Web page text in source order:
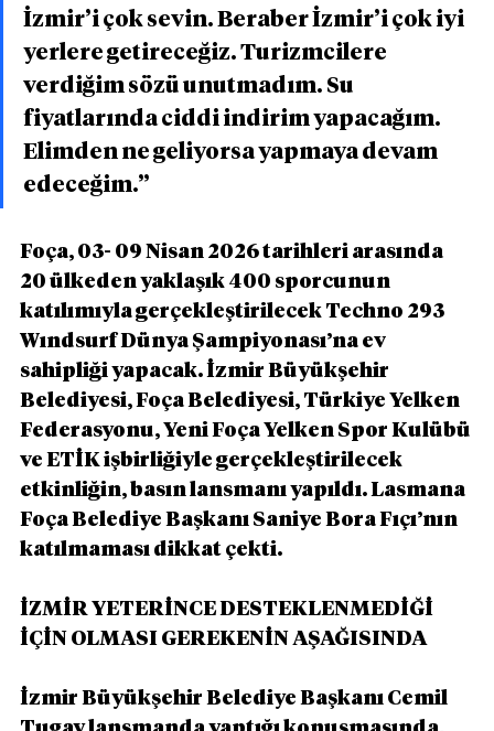
İzmir’i çok sevin. Beraber İzmir’i çok iyi
yerlere getireceğiz. Turizmcilere
verdiğim sözü unutmadım. Su
fiyatlarında ciddi indirim yapacağım.
Elimden ne geliyorsa yapmaya devam
edeceğim.”
Foça, 03- 09 Nisan 2026 tarihleri arasında
20 ülkeden yaklaşık 400 sporcunun
katılımıyla gerçekleştirilecek Techno 293
Wındsurf Dünya Şampiyonası’na ev
sahipliği yapacak. İzmir Büyükşehir
Belediyesi, Foça Belediyesi, Türkiye Yelken
Federasyonu, Yeni Foça Yelken Spor Kulübü
ve ETİK işbirliğiyle gerçekleştirilecek
etkinliğin, basın lansmanı yapıldı. Lasmana
Foça Belediye Başkanı Saniye Bora Fıçı’nın
katılmaması dikkat çekti.
İZMİR YETERİNCE DESTEKLENMEDİĞİ
İÇİN OLMASI GEREKENİN AŞAĞISINDA
İzmir Büyükşehir Belediye Başkanı Cemil